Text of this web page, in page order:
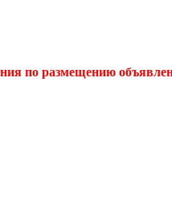
по размещению